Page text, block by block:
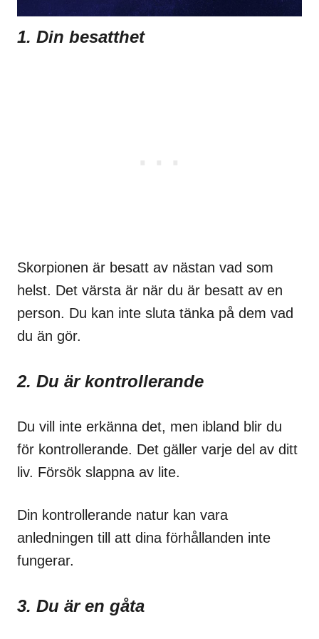
1. Din besatthet
Skorpionen är besatt av nästan vad som
helst. Det värsta är när du är besatt av en
person. Du kan inte sluta tänka på dem vad
du än gör.
2. Du är kontrollerande
Du vill inte erkänna det, men ibland blir du
för kontrollerande. Det gäller varje del av ditt
liv. Försök slappna av lite.
Din kontrollerande natur kan vara
anledningen till att dina förhållanden inte
fungerar.
3. Du är en gåta